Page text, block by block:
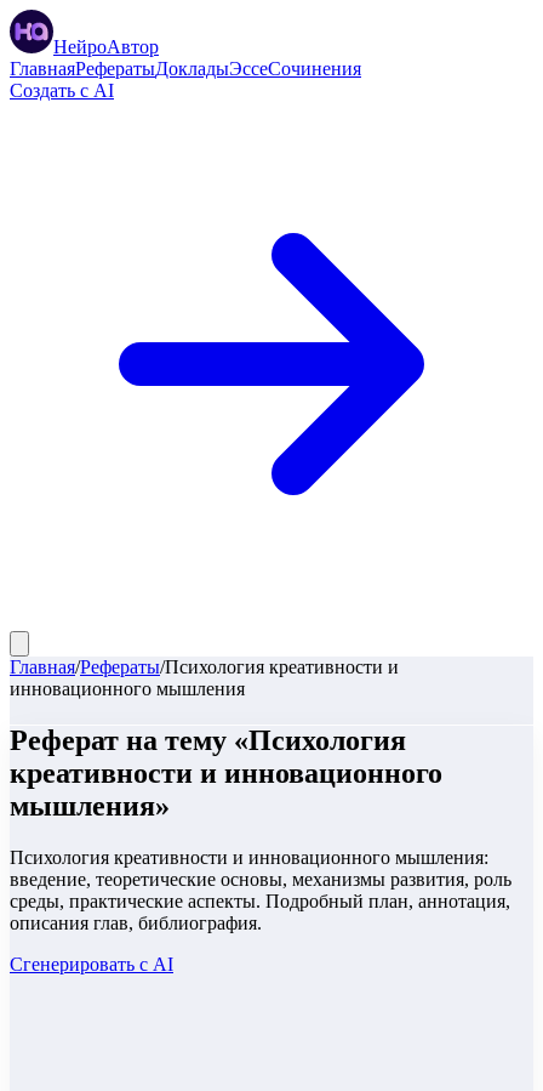
НейроАвтор
ГлавнаяРефератыДокладыЭссеСочинения
Создать с AI
Главная/Рефераты/Психология креативности и
инновационного мышления
Реферат на тему «Психология
креативности и инновационного
мышления»
Психология креативности и инновационного мышления:
введение, теоретические основы, механизмы развития, роль
среды, практические аспекты. Подробный план, аннотация,
описания глав, библиография.
Сгенерировать с AI